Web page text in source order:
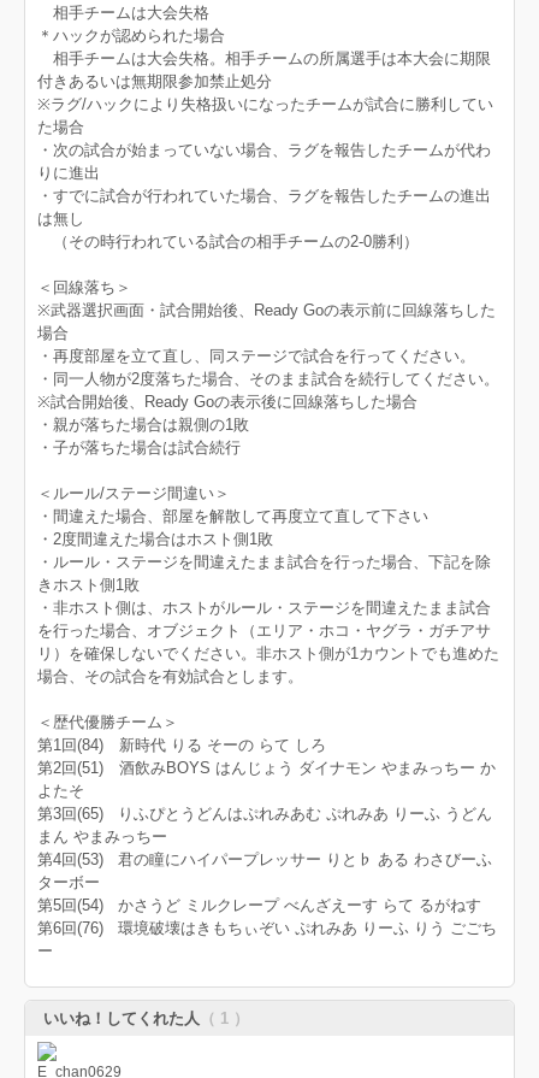
相手チームは大会失格
＊ハックが認められた場合
相手チームは大会失格。相手チームの所属選手は本大会に期限
付きあるいは無期限参加禁止処分
※ラグ/ハックにより失格扱いになったチームが試合に勝利してい
た場合
・次の試合が始まっていない場合、ラグを報告したチームが代わ
りに進出
・すでに試合が行われていた場合、ラグを報告したチームの進出
は無し
（その時行われている試合の相手チームの2-0勝利）
＜回線落ち＞
※武器選択画面・試合開始後、Ready Goの表示前に回線落ちした
場合
・再度部屋を立て直し、同ステージで試合を行ってください。
・同一人物が2度落ちた場合、そのまま試合を続行してください。
※試合開始後、Ready Goの表示後に回線落ちした場合
・親が落ちた場合は親側の1敗
・子が落ちた場合は試合続行
＜ルール/ステージ間違い＞
・間違えた場合、部屋を解散して再度立て直して下さい
・2度間違えた場合はホスト側1敗
・ルール・ステージを間違えたまま試合を行った場合、下記を除
きホスト側1敗
・非ホスト側は、ホストがルール・ステージを間違えたまま試合
を行った場合、オブジェクト（エリア・ホコ・ヤグラ・ガチアサ
リ）を確保しないでください。非ホスト側が1カウントでも進めた
場合、その試合を有効試合とします。
＜歴代優勝チーム＞
第1回(84) 新時代 りる そーの らて しろ
第2回(51) 酒飲みBOYS はんじょう ダイナモン やまみっちー か
よたそ
第3回(65) りふぴとうどんはぷれみあむ ぷれみあ りーふ うどん
まん やまみっちー
第4回(53) 君の瞳にハイパープレッサー りと♭ ある わさびーふ
ターボー
第5回(54) かさうど ミルクレープ べんざえーす らて るがねす
第6回(76) 環境破壊はきもちぃぞい ぷれみあ りーふ りう ごごち
ー
いいね！してくれた人 （ 1 ）